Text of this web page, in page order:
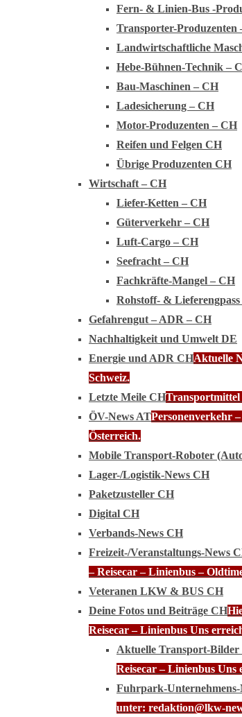
Fern- & Linien-Bus -
Transporter-Produzenten
Landwirtschaftliche
Hebe-Bühnen-Technik –
Bau-Maschinen – CH
Ladesicherung – CH
Motor-Produzenten – CH
Reifen und Felgen CH
Übrige Produzenten CH
Wirtschaft – CH
Liefer-Ketten – CH
Güterverkehr – CH
Luft-Cargo – CH
Seefracht – CH
Fachkräfte-Mangel – CH
Rohstoff- &
Gefahrengut – ADR – CH
Nachhaltigkeit und Umwelt DE
Energie und ADR CHAktuelle
Schweiz.
Letzte Meile CHTransportmittel
ÖV-News ATPersonenverkehr
Österreich.
Mobile Transport-Roboter
Lager-/Logistik-News CH
Paketzusteller CH
Digital CH
Verbands-News CH
Freizeit-/Veranstaltungs-News
– Reisecar – Linienbus –
Veteranen LKW & BUS CH
Deine Fotos und Beiträge CH
Reisecar – Linienbus Uns
Aktuelle Transport-Bilder
Reisecar – Linienbus
Fuhrpark-Unternehmens-
unter: redaktion@lkw-